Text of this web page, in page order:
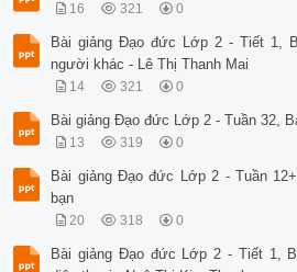
16 321 0
Bài giảng Đạo đức Lớp 2 - Tiết 1,
người khác - Lê Thị Thanh Mai
14 321 0
Bài giảng Đạo đức Lớp 2 - Tuần 32,
13 319 0
Bài giảng Đạo đức Lớp 2 - Tuần
bạn
20 318 0
Bài giảng Đạo đức Lớp 2 - Tiết 1,